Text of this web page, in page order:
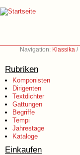
Navigation: Klassika /
Rubriken
Komponisten
Dirigenten
Textdichter
Gattungen
Begriffe
Tempi
Jahrestage
Kataloge
Einkaufen